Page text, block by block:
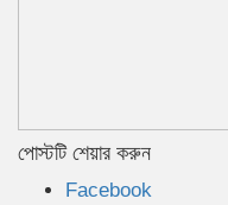
পোস্টটি শেয়ার করুন
Facebook